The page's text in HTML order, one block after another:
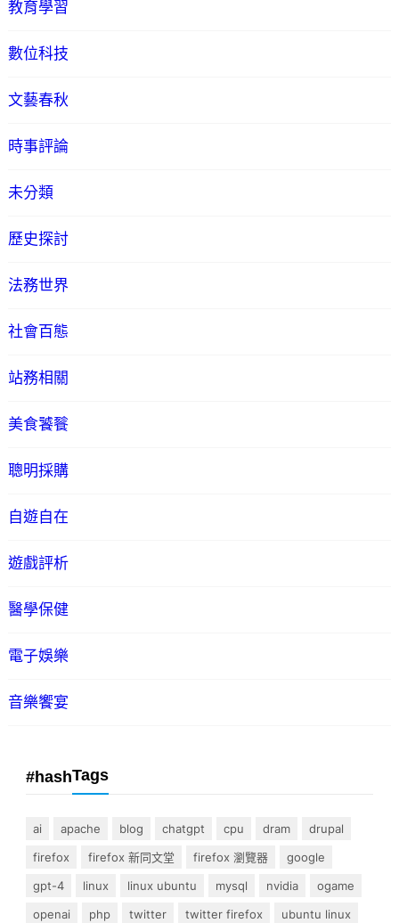
教育學習
數位科技
文藝春秋
時事評論
未分類
歷史探討
法務世界
社會百態
站務相關
美食饕餮
聰明採購
自遊自在
遊戲評析
醫學保健
電子娛樂
音樂饗宴
#hashTags
ai apache blog chatgpt cpu dram
drupal
firefox
firefox 新同文堂 firefox 瀏覽器
google
gpt-4
linux linux ubuntu mysql nvidia
ogame
openai
php twitter twitter firefox
ubuntu linux